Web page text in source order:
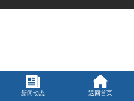
新闻动态 返回首页